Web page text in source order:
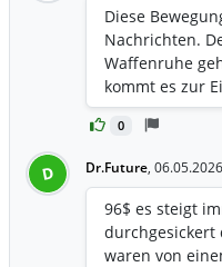
0
Diese
Nachrichten.
Waffenruhe
kommt es zur
D Dr.Future,
96$ es steigt
durchgesickert
waren von